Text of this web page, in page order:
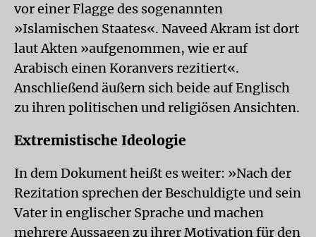
vor einer Flagge des sogenannten
»Islamischen Staates«. Naveed Akram ist dort
laut Akten »aufgenommen, wie er auf
Arabisch einen Koranvers rezitiert«.
Anschließend äußern sich beide auf Englisch
zu ihren politischen und religiösen Ansichten.
Extremistische Ideologie
In dem Dokument heißt es weiter: »Nach der
Rezitation sprechen der Beschuldigte und sein
Vater in englischer Sprache und machen
mehrere Aussagen zu ihrer Motivation für den